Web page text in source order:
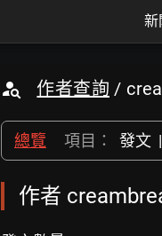
新
作者查詢 /
總覽 項目： 發文 |
作者